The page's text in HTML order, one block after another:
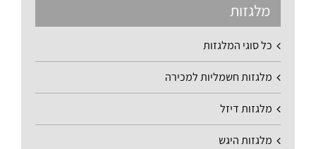
מלגזות
כל סוגי המלגזות
מלגזות חשמליות למכירה
מלגזות דיזל
מלגזות היגש